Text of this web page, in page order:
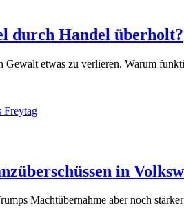
durch Handel überholt?
Gewalt etwas zu verlieren. Warum
Freytag
in
Machtübernahme aber noch